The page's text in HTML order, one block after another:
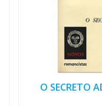
O SECRETO